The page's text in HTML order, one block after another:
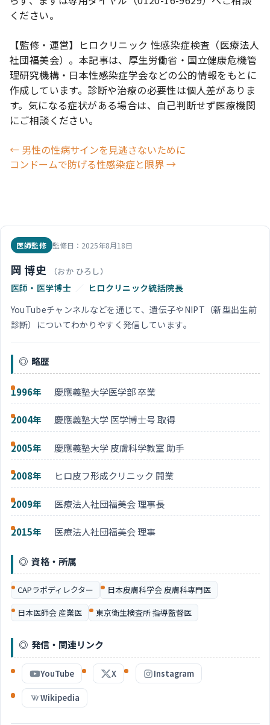
ください。
【監修・運営】ヒロクリニック 性感染症検査（医療法人
社団福美会）。本記事は、厚生労働省・国立健康危機管
理研究機構・日本性感染症学会などの公的情報をもとに
作成しています。診断や治療の必要性は個人差がありま
す。気になる症状がある場合は、自己判断せず医療機関
にご相談ください。
投
ビ
ゲ
ー
シ
ョ
ン
← 男性の性病サインを見逃さないために
コンドームで防げる性感染症と限界 →
医師監修 監修日：2025年8月18日
岡 博史 （おか ひろし）
医師・医学博士
ヒロクリニック統括院長
YouTubeチャンネルなどを通じて、遺伝子やNIPT（新型出生前
診断）についてわかりやすく発信しています。
略歴
1996年 慶應義塾大学医学部 卒業
2004年 慶應義塾大学 医学博士号 取得
2005年 慶應義塾大学 皮膚科学教室 助手
2008年 ヒロ皮フ形成クリニック 開業
2009年 医療法人社団福美会 理事長
2015年 医療法人社団福美会 理事
資格・所属
CAPラボディレクター
日本皮膚科学会 皮膚科専門医
日本医師会 産業医
東京衛生検査所 指導監督医
発信・関連リンク
YouTube X Instagram
Wikipedia